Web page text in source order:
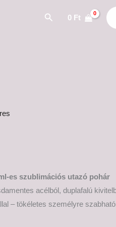
Search
0 Ft
es szublimációs utazó pohár
acélból, duplafalú
– tökéletes személyre szabható